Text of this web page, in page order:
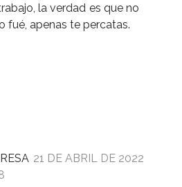
la verdad es que no
fué, apenas te percatas.
21 DE ABRIL DE 2022